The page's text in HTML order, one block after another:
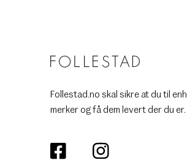
Follestad.no skal sikre at du til
merker og få dem levert der du er.